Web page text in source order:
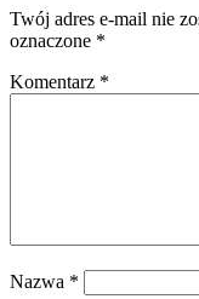
Twój adres e-mail nie
oznaczone *
Komentarz *
Nazwa *